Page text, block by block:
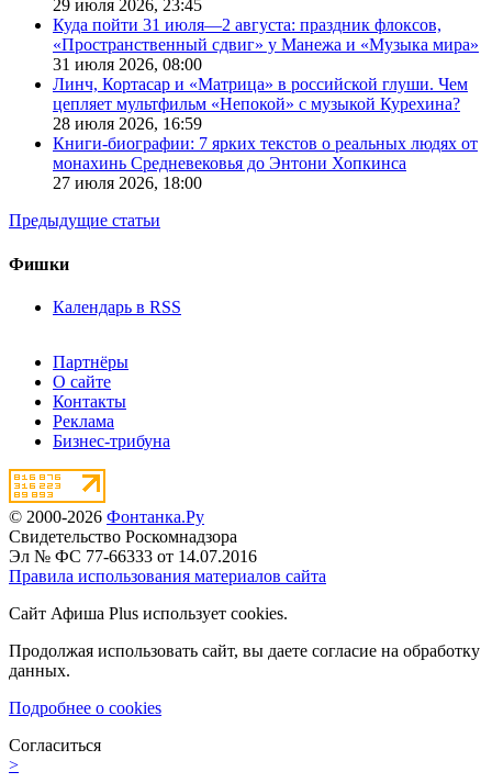
29 июля 2026, 23:45
Куда пойти 31 июля—2 августа: праздник флоксов,
«Пространственный сдвиг» у Манежа и «Музыка мира»
31 июля 2026, 08:00
Линч, Кортасар и «Матрица» в российской глуши. Чем
цепляет мультфильм «Непокой» с музыкой Курехина?
28 июля 2026, 16:59
Книги-биографии: 7 ярких текстов о реальных людях от
монахинь Средневековья до Энтони Хопкинса
27 июля 2026, 18:00
Предыдущие статьи
Фишки
Календарь в RSS
Партнёры
О сайте
Контакты
Реклама
Бизнес-трибуна
© 2000-2026 Фонтанка.Ру
Свидетельство Роскомнадзора
Эл № ФС 77-66333 от 14.07.2016
Правила использования материалов сайта
Сайт Афиша Plus использует cookies.
Продолжая использовать сайт, вы даете согласие на обработку
данных.
Подробнее о cookies
Согласиться
>